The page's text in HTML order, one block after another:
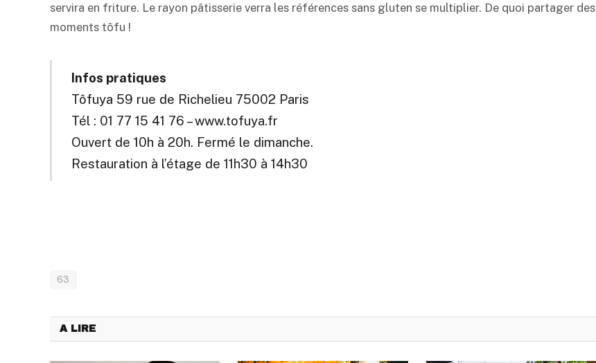
servira en friture. Le rayon pâtisserie verra les références sans gluten se multiplier. De quoi partager des
moments tôfu !
Infos pratiques
Tôfuya 59 rue de Richelieu 75002 Paris
Tél : 01 77 15 41 76 – www.tofuya.fr
Ouvert de 10h à 20h. Fermé le dimanche.
Restauration à l’étage de 11h30 à 14h30
63
A LIRE